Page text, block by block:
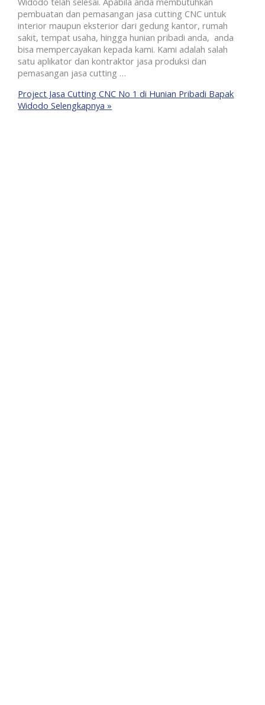
pembuatan dan pemasangan jasa cutting CNC untuk
interior maupun eksterior dari gedung kantor, rumah
sakit, tempat usaha, hingga hunian pribadi anda, anda
bisa mempercayakan kepada kami. Kami adalah salah
satu aplikator dan kontraktor jasa produksi dan
pemasangan jasa cutting …
Project Jasa Cutting CNC No 1 di Hunian Pribadi Bapak
Widodo Selengkapnya »